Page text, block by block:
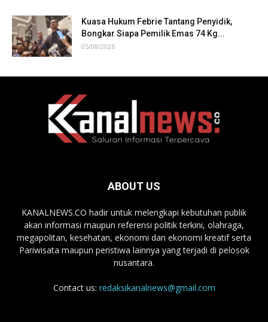
Kuasa Hukum Febrie Tantang Penyidik,
Bongkar Siapa Pemilik Emas 74 Kg...
05/08/2026
ABOUT US
KANALNEWS.CO hadir untuk melengkapi kebutuhan publik
akan informasi maupun referensi politik terkini, olahraga,
megapolitan, kesehatan, ekonomi dan ekonomi kreatif serta
Pariwisata maupun peristiwa lainnya yang terjadi di pelosok
nusantara.
Contact us: redaksikanalnews@gmail.com